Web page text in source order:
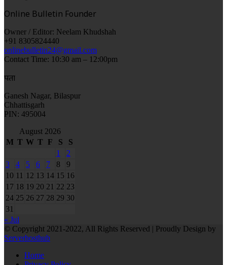
Online Bulletin Founder
Owner / Editor: Neelam Khudshah
+91 8305824440
onlinebulletin24@gmail.com
Contact Time: 10:30 am – 12:00pm
पता
Ganesh Nagar, Bilaspur
Chhattisgarh
PIN: 495004
August 2026
M T W T F S
S
1
2
3
4 5 6 7 8
9
10 11 12 13 14 15 16
17 18 19 20 21 22 23
24 25 26 27 28 29 30
31
« Jul
© Copyright 2021-2022, All Rights Reserved | Proudly Design by
Serverhosthub
Home